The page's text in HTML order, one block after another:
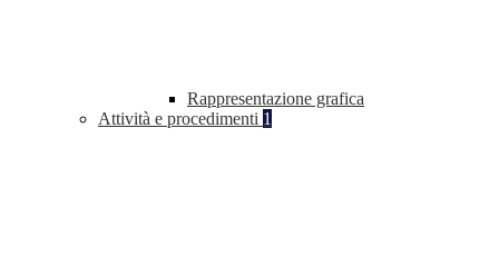
Rappresentazione grafica
Attività e procedimenti 1